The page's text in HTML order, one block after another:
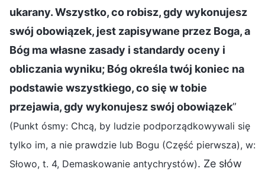
ukarany. Wszystko, co robisz, gdy wykonujesz
swój obowiązek, jest zapisywane przez Boga, a
Bóg ma własne zasady i standardy oceny i
obliczania wyniku; Bóg określa twój koniec na
podstawie wszystkiego, co się w tobie
przejawia, gdy wykonujesz swój obowiązek”
(Punkt ósmy: Chcą, by ludzie podporządkowywali się
tylko im, a nie prawdzie lub Bogu (Część pierwsza), w:
Słowo, t. 4, Demaskowanie antychrystów). Ze słów